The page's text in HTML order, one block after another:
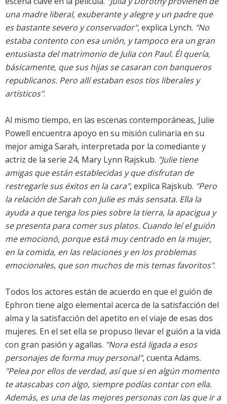
una madre liberal, exuberante y alegre y un padre que
es bastante severo y conservador", explica Lynch. "No
estaba contento con esa unión, y tampoco era un gran
entusiasta del matrimonio de Julia con Paul. Él quería,
básicamente, que sus hijas se casaran con banqueros
republicanos. Pero allí estaban esos tíos liberales y
artísticos".
Al mismo tiempo, en las escenas contemporáneas, Julie
Powell encuentra apoyo en su misión culinaria en su
mejor amiga Sarah, interpretada por la comediante y
actriz de la serie 24, Mary Lynn Rajskub. "Julie tiene
amigas que están establecidas y que disfrutan de
restregarle sus éxitos en la cara", explica Rajskub. "Pero
la relación de Sarah con Julie es más sensata. Ella la
ayuda a que tenga los pies sobre la tierra, la apacigua y
se presenta para comer sus platos. Cuando leí el guión
me emocionó, porque está muy centrado en la mujer,
en la comida, en las relaciones y en los problemas
emocionales, que son muchos de mis temas favoritos".
Todos los actores están de acuerdo en que el guión de
Ephron tiene algo elemental acerca de la satisfacción del
alma y la satisfacción del apetito en el viaje de esas dos
mujeres. En el set ella se propuso llevar el guión a la vida
con gran pasión y agallas. "Nora está ligada a esos
personajes de forma muy personal", cuenta Adams.
"Pelea por ellos de verdad, así que si en algún momento
te atascabas con algo, siempre podías contar con ella.
Además, es una de las mejores personas con las que ir a